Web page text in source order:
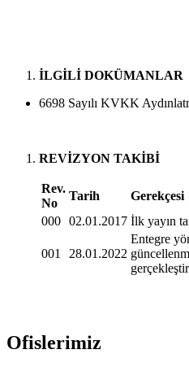
İLGİLİ DOKÜMANLAR
6698 Sayılı KVKK
REVİZYON TAKİBİ
Rev.
No
Tarih
Gerekçesi
000 02.01.2017 İlk yayın
001 28.01.2022
Entegre
Ofislerimiz